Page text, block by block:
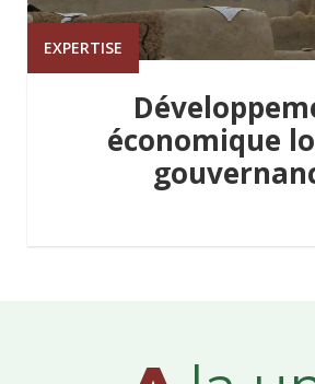
EXPERTISE
économique